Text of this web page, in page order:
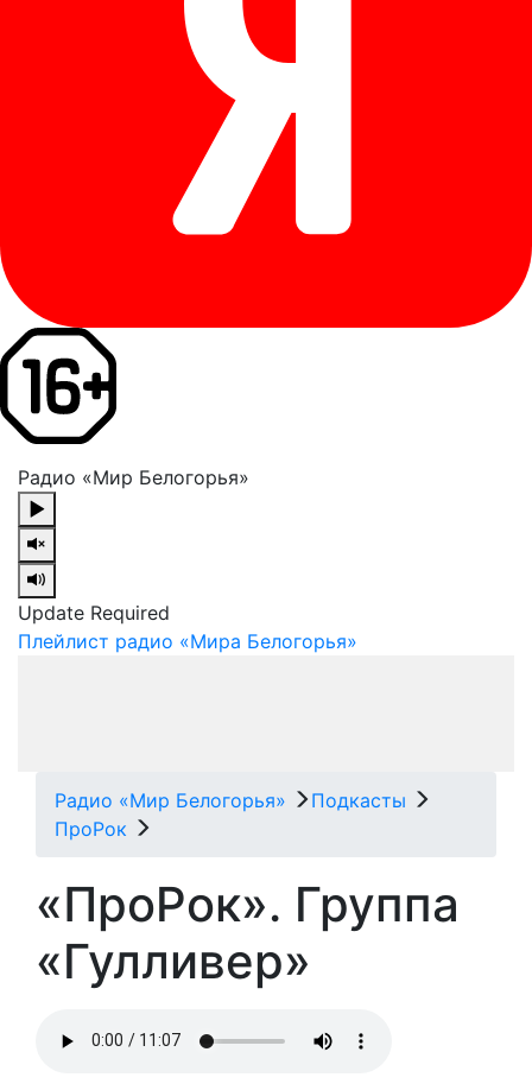
Радио «Мир Белогорья»
Update Required
Плейлист радио «Мира Белогорья»
Радио «Мир Белогорья»
Подкасты
ПроРок
«ПроРок». Группа
«Гулливер»